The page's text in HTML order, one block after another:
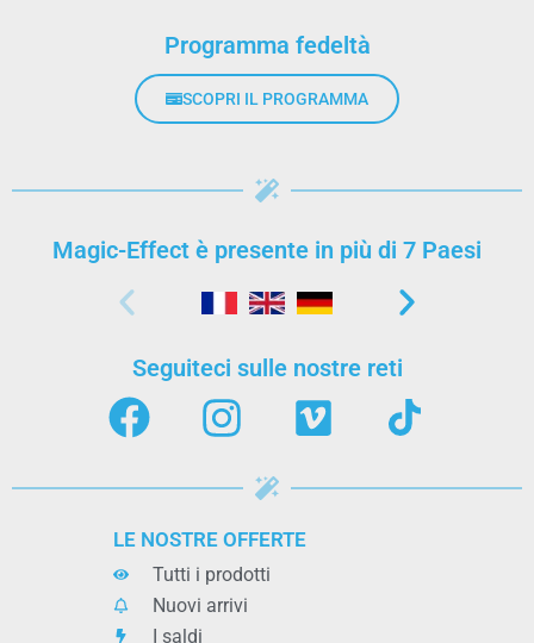
Programma fedeltà
Magic-Effect è presente in più di 7 Paesi
Seguiteci sulle nostre reti
LE NOSTRE OFFERTE
Tutti i prodotti
Nuovi arrivi
I saldi